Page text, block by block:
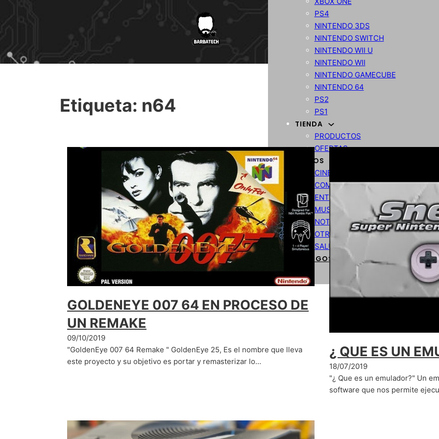
PS4
NINTENDO 3DS
NINTENDO SWITCH
NINTENDO WII U
NINTENDO WII
NINTENDO GAMECUBE
NINTENDO 64
PS2
PS1
TIENDA
PRODUCTOS
OFERTAS
VARIOS
CINE
COMPARATIVA
ENTRETENIMIENTO
MUSICA
NOTICIAS
OTROS
SALUD
CÓDIGOS DE PROGRAMACIÓN
Etiqueta: n64
GOLDENEYE 007 64 EN PROCESO DE
UN REMAKE
09/10/2019
"GoldenEye 007 64 Remake " GoldenEye 25, Es el nombre que lleva
este proyecto y su objetivo es portar y remasterizar lo…
¿ QUE ES UN
18/07/2019
"¿ Que es un emulador?" Un
software que nos permite